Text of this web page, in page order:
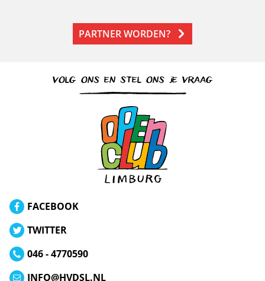
PARTNER WORDEN?
VOLG ONS EN STEL ONS JE VRAAG
FACEBOOK
TWITTER
046 - 4770590
INFO@HVDSL.NL